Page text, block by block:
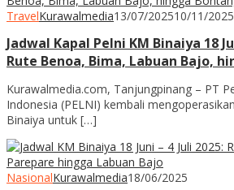
TravelKurawalmedia13/07/202510/11/2025
Jadwal Kapal Pelni KM Binaiya 18
Rute Benoa, Bima, Labuan Bajo,
Kurawalmedia.com, Tanjungpinang – PT
Indonesia (PELNI) kembali
Binaiya untuk […]
NasionalKurawalmedia18/06/2025